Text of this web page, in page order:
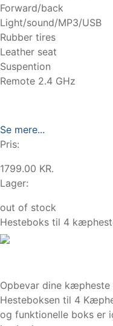
Forward/back
Light/sound/MP3/USB
Rubber tires
Leather seat
Suspention
Remote 2.4 GHz
Se mere...
Pris:
1799.00 KR.
Lager:
out of stock
Hesteboks til 4
Opbevar dine
Hesteboksen til 4
og funktionelle boks er